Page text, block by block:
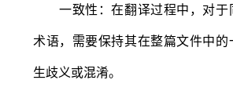
一致性：在翻译过程中，对于
术语，需要保持其在整篇文件中的
生歧义或混淆。